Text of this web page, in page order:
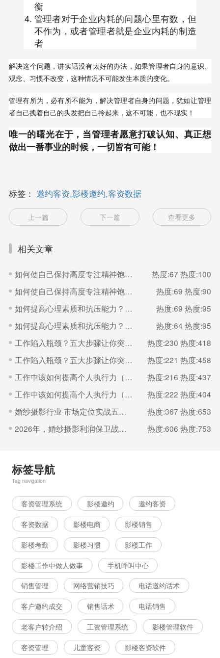
衡
管理者对于企业内耗的问题心里有数，但
不作为，或者管理者就是企业内耗的制造
者
解决这个问题，讲实话没有太好的办法，如果管理者自身的意识、
观念、习惯不改变，这种情况不可能发生本质的变化。
管理有所为，必有所不能为，解决管理者自身的问题，犹如让管理
者自己拽着自己的头发把自己拎起来，这不可能，也不现实！
唯一的曙光在于，当管理者愿意打破认知、真正想
做出一番事业的时候，一切皆有可能！
标签： 邀约客资,影楼邀约,客资数据
上一篇 下一篇 查看更多
相关文章
如何使自己保持高度专注精神饱满的状态？（二） 热度:67 热度:100
如何使自己保持高度专注精神饱满的状态？（一）
热度:69 热度:90
如何提高心理素质和抗压能力？（二）
热度:69 热度:95
如何提高心理素质和抗压能力？（一）
热度:64 热度:95
工作陷入瓶颈？五大步骤让你突破（二）
热度:230 热度:418
工作陷入瓶颈？五大步骤让你突破（一）
热度:221 热度:458
工作中该如何提高个人执行力（二）
热度:216 热度:437
工作中该如何提高个人执行力（一）
热度:222 热度:404
婚纱摄影行业·市场定位实战五步法
热度:367 热度:653
2026年，婚纱摄影利润保卫战的核心是“控成本
热度:606 热度:753
标签导航
Tag navigation
客资管理系统 影楼邀约 邀约客资
客资数据 影楼电商 影楼销售
影楼考勤 影楼习惯 影楼工作
影楼工作中做人做事 手机呼叫中心
销售管理 网络营销技巧 电话邀约话术
客户邀约成交 销售话术 电话销售
老客户转介绍 工资管理系统 影楼管理软件
客资管理 儿童客资 影楼客资软件